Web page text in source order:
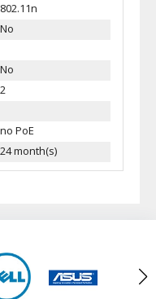
802.11n
No
No
2
no PoE
24 month(s)